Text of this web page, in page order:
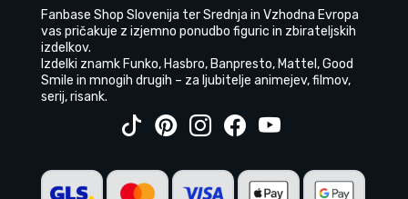
Fanbase Shop Slovenija ter Srednja in Vzhodna Evropa
vas pričakuje z izjemno ponudbo figuric in zbirateljskih
izdelkov.
Izdelki znamk Funko, Hasbro, Banpresto, Mattel, Good
Smile in mnogih drugih – za ljubitelje animejev, filmov,
serij, risank.